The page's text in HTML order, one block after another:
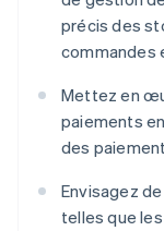
précis des
commandes
Mettez en
paiements
des
Envisagez
telles que